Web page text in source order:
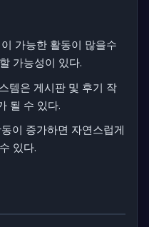
가능한 활동이 많을수
가능성이 있다.
템은 게시판 및 후기 작
될 수 있다.
이 증가하면 자연스럽게
있다.